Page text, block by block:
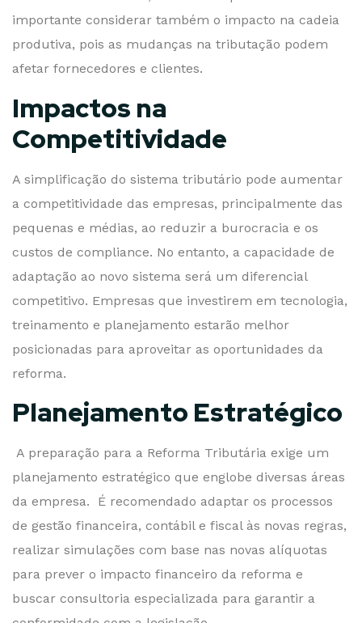
importante considerar também o impacto na cadeia
produtiva, pois as mudanças na tributação podem
afetar fornecedores e clientes.
Impactos na
Competitividade
A simplificação do sistema tributário pode aumentar
a competitividade das empresas, principalmente das
pequenas e médias, ao reduzir a burocracia e os
custos de compliance. No entanto, a capacidade de
adaptação ao novo sistema será um diferencial
competitivo. Empresas que investirem em tecnologia,
treinamento e planejamento estarão melhor
posicionadas para aproveitar as oportunidades da
reforma.
Planejamento Estratégico
A preparação para a Reforma Tributária exige um
planejamento estratégico que englobe diversas áreas
da empresa. É recomendado adaptar os processos
de gestão financeira, contábil e fiscal às novas regras,
realizar simulações com base nas novas alíquotas
para prever o impacto financeiro da reforma e
buscar consultoria especializada para garantir a